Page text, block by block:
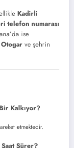
Kadirli
telefon numarası
ise
ve şehrin
Kalkıyor?
etmektedir.
Sürer?